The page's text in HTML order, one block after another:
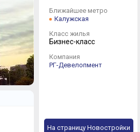
Ближайшее метро
Калужская
Класс жилья
Бизнес-класс
Компания
РГ-Девелопмент
На страницу Новостройки